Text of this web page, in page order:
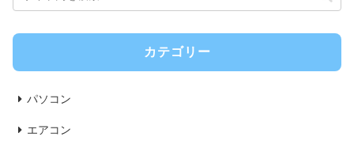
カテゴリー
パソコン
エアコン